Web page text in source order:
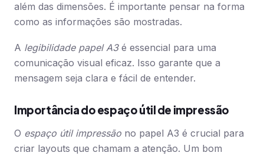
além das dimensões. É importante pensar na forma
como as informações são mostradas.
A legibilidade papel A3é essencial para uma
comunicação visual eficaz. Isso garante que a
mensagem seja clara e fácil de entender.
Importância do espaço útil de impressão
O espaço útil impressão no papel A3 é crucial para
criar layouts que chamam a atenção. Um bom